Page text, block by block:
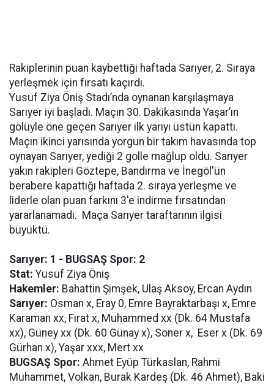
Rakiplerinin puan kaybettiği haftada Sarıyer, 2. Sıraya
yerleşmek için fırsatı kaçırdı.
Yusuf Ziya Öniş Stadı’nda oynanan karşılaşmaya
Sarıyer iyi başladı. Maçın 30. Dakikasında Yaşar’ın
gölüyle öne geçen Sarıyer ilk yarıyı üstün kapattı.
Maçın ikinci yarısında yorgun bir takım havasında top
oynayan Sarıyer, yediği 2 golle mağlup oldu. Sarıyer
yakın rakipleri Göztepe, Bandırma ve İnegöl'ün
berabere kapattığı haftada 2. sıraya yerleşme ve
liderle olan puan farkını 3'e indirme fırsatından
yararlanamadı. Maça Sarıyer taraftarının ilgisi
büyüktü.
Sarıyer: 1 - BUGSAŞ Spor: 2
Stat: Yusuf Ziya Öniş
Hakemler: Bahattin Şimşek, Ulaş Aksoy, Ercan Aydın
Sarıyer: Osman x, Eray 0, Emre Bayraktarbaşı x, Emre
Karaman xx, Fırat x, Muhammed xx (Dk. 64 Mustafa
xx), Güney xx (Dk. 60 Günay x), Soner x, Eser x (Dk. 69
Gürhan x), Yaşar xxx, Mert xx
BUGSAŞ Spor: Ahmet Eyüp Türkaslan, Rahmi
Muhammet, Volkan, Burak Kardeş (Dk. 46 Ahmet), Baki